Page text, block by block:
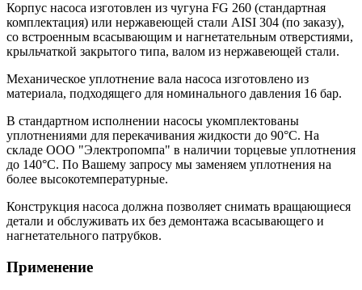
Корпус насоса изготовлен из чугуна FG 260 (стандартная
комплектация) или нержавеющей стали AISI 304 (по заказу),
со встроенным всасывающим и нагнетательным отверстиями,
крыльчаткой закрытого типа, валом из нержавеющей стали.
Механическое уплотнение вала насоса изготовлено из
материала, подходящего для номинального давления 16 бар.
В стандартном исполнении насосы укомплектованы
уплотнениями для перекачивания жидкости до 90°С. На
складе ООО "Электропомпа" в наличии торцевые уплотнения
до 140°С. По Вашему запросу мы заменяем уплотнения на
более высокотемпературные.
Конструкция насоса должна позволяет снимать вращающиеся
детали и обслуживать их без демонтажа всасывающего и
нагнетательного патрубков.
Применение